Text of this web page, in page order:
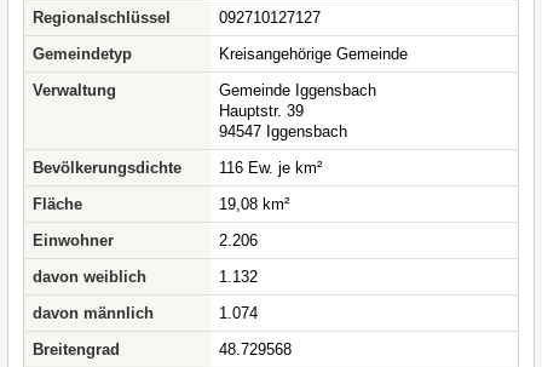
Regionalschlüssel
092710127127
Gemeindetyp
Kreisangehörige Gemeinde
Verwaltung
Gemeinde Iggensbach
Hauptstr. 39
94547 Iggensbach
Bevölkerungsdichte
116 Ew. je km²
Fläche
19,08 km²
Einwohner
2.206
davon weiblich
1.132
davon männlich
1.074
Breitengrad
48.729568